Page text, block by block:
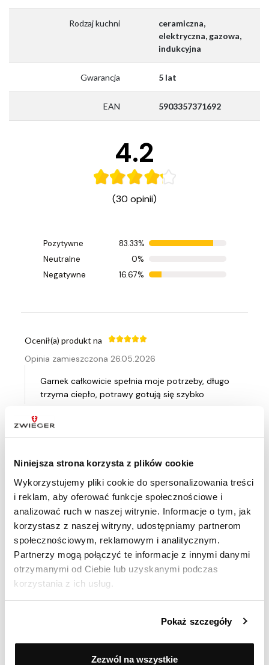
Niniejsza strona korzysta z plików cookie
Wykorzystujemy pliki cookie do spersonalizowania treści
i reklam, aby oferować funkcje społecznościowe i
analizować ruch w naszej witrynie. Informacje o tym, jak
korzystasz z naszej witryny, udostępniamy partnerom
społecznościowym, reklamowym i analitycznym.
Partnerzy mogą połączyć te informacje z innymi danymi
otrzymanymi od Ciebie lub uzyskanymi podczas
korzystania z ich usług.
Pokaż szczegóły
Zezwól na wszystkie
Rodzaj kuchni
ceramiczna,
elektryczna, gazowa,
indukcyjna
Gwarancja 5 lat
EAN 5903357371692
4.2
(30 opinii)
Pozytywne
83.33%
Neutralne
0%
Negatywne
16.67%
Ocenił(a) produkt na
Opinia zamieszczona 20.06.2026
Ocenił(a) produkt na
Opinia zamieszczona 26.05.2026
Garnek całkowicie spełnia moje potrzeby, długo
trzyma ciepło, potrawy gotują się szybko
Opinia zamieszczona 06.05.2026
Okej
Ocenił(a) produkt na
Opinia zamieszczona 29.04.2026
garnek nie dziala na kuchence indukcyjnej.Kupilam u
wskazowkami probowalam z magnesem
proby kontaktu z Panstwem nie powiodly sie. Lidia